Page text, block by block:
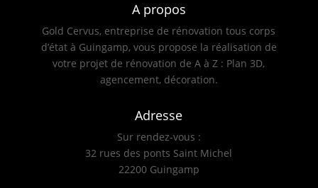
A propos
Gold Cervus, entreprise de rénovation tous corps
d’état à Guingamp, vous propose la réalisation de
votre projet de rénovation de A à Z : Plan 3D,
agencement, décoration.
Adresse
Sur rendez-vous :
32 rues des ponts Saint Michel
22200 Guingamp